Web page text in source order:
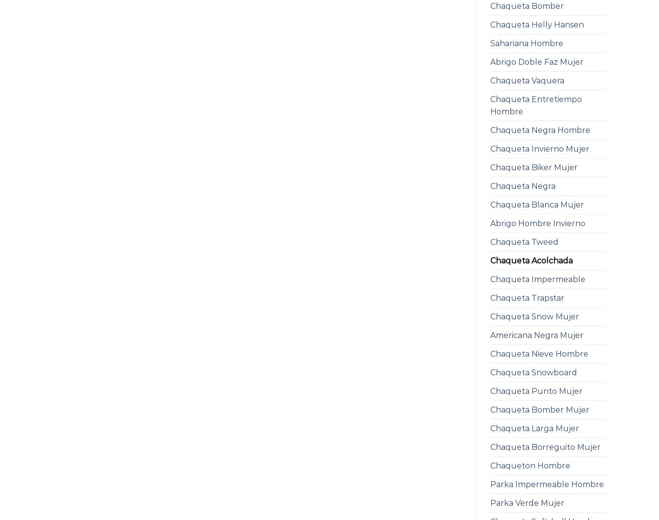
Chaqueta Bomber
Chaqueta Helly Hansen
Sahariana Hombre
Abrigo Doble Faz Mujer
Chaqueta Vaquera
Chaqueta Entretiempo
Hombre
Chaqueta Negra Hombre
Chaqueta Invierno Mujer
Chaqueta Biker Mujer
Chaqueta Negra
Chaqueta Blanca Mujer
Abrigo Hombre Invierno
Chaqueta Tweed
Chaqueta Acolchada
Chaqueta Impermeable
Chaqueta Trapstar
Chaqueta Snow Mujer
Americana Negra Mujer
Chaqueta Nieve Hombre
Chaqueta Snowboard
Chaqueta Punto Mujer
Chaqueta Bomber Mujer
Chaqueta Larga Mujer
Chaqueta Borreguito Mujer
Chaqueton Hombre
Parka Impermeable Hombre
Parka Verde Mujer